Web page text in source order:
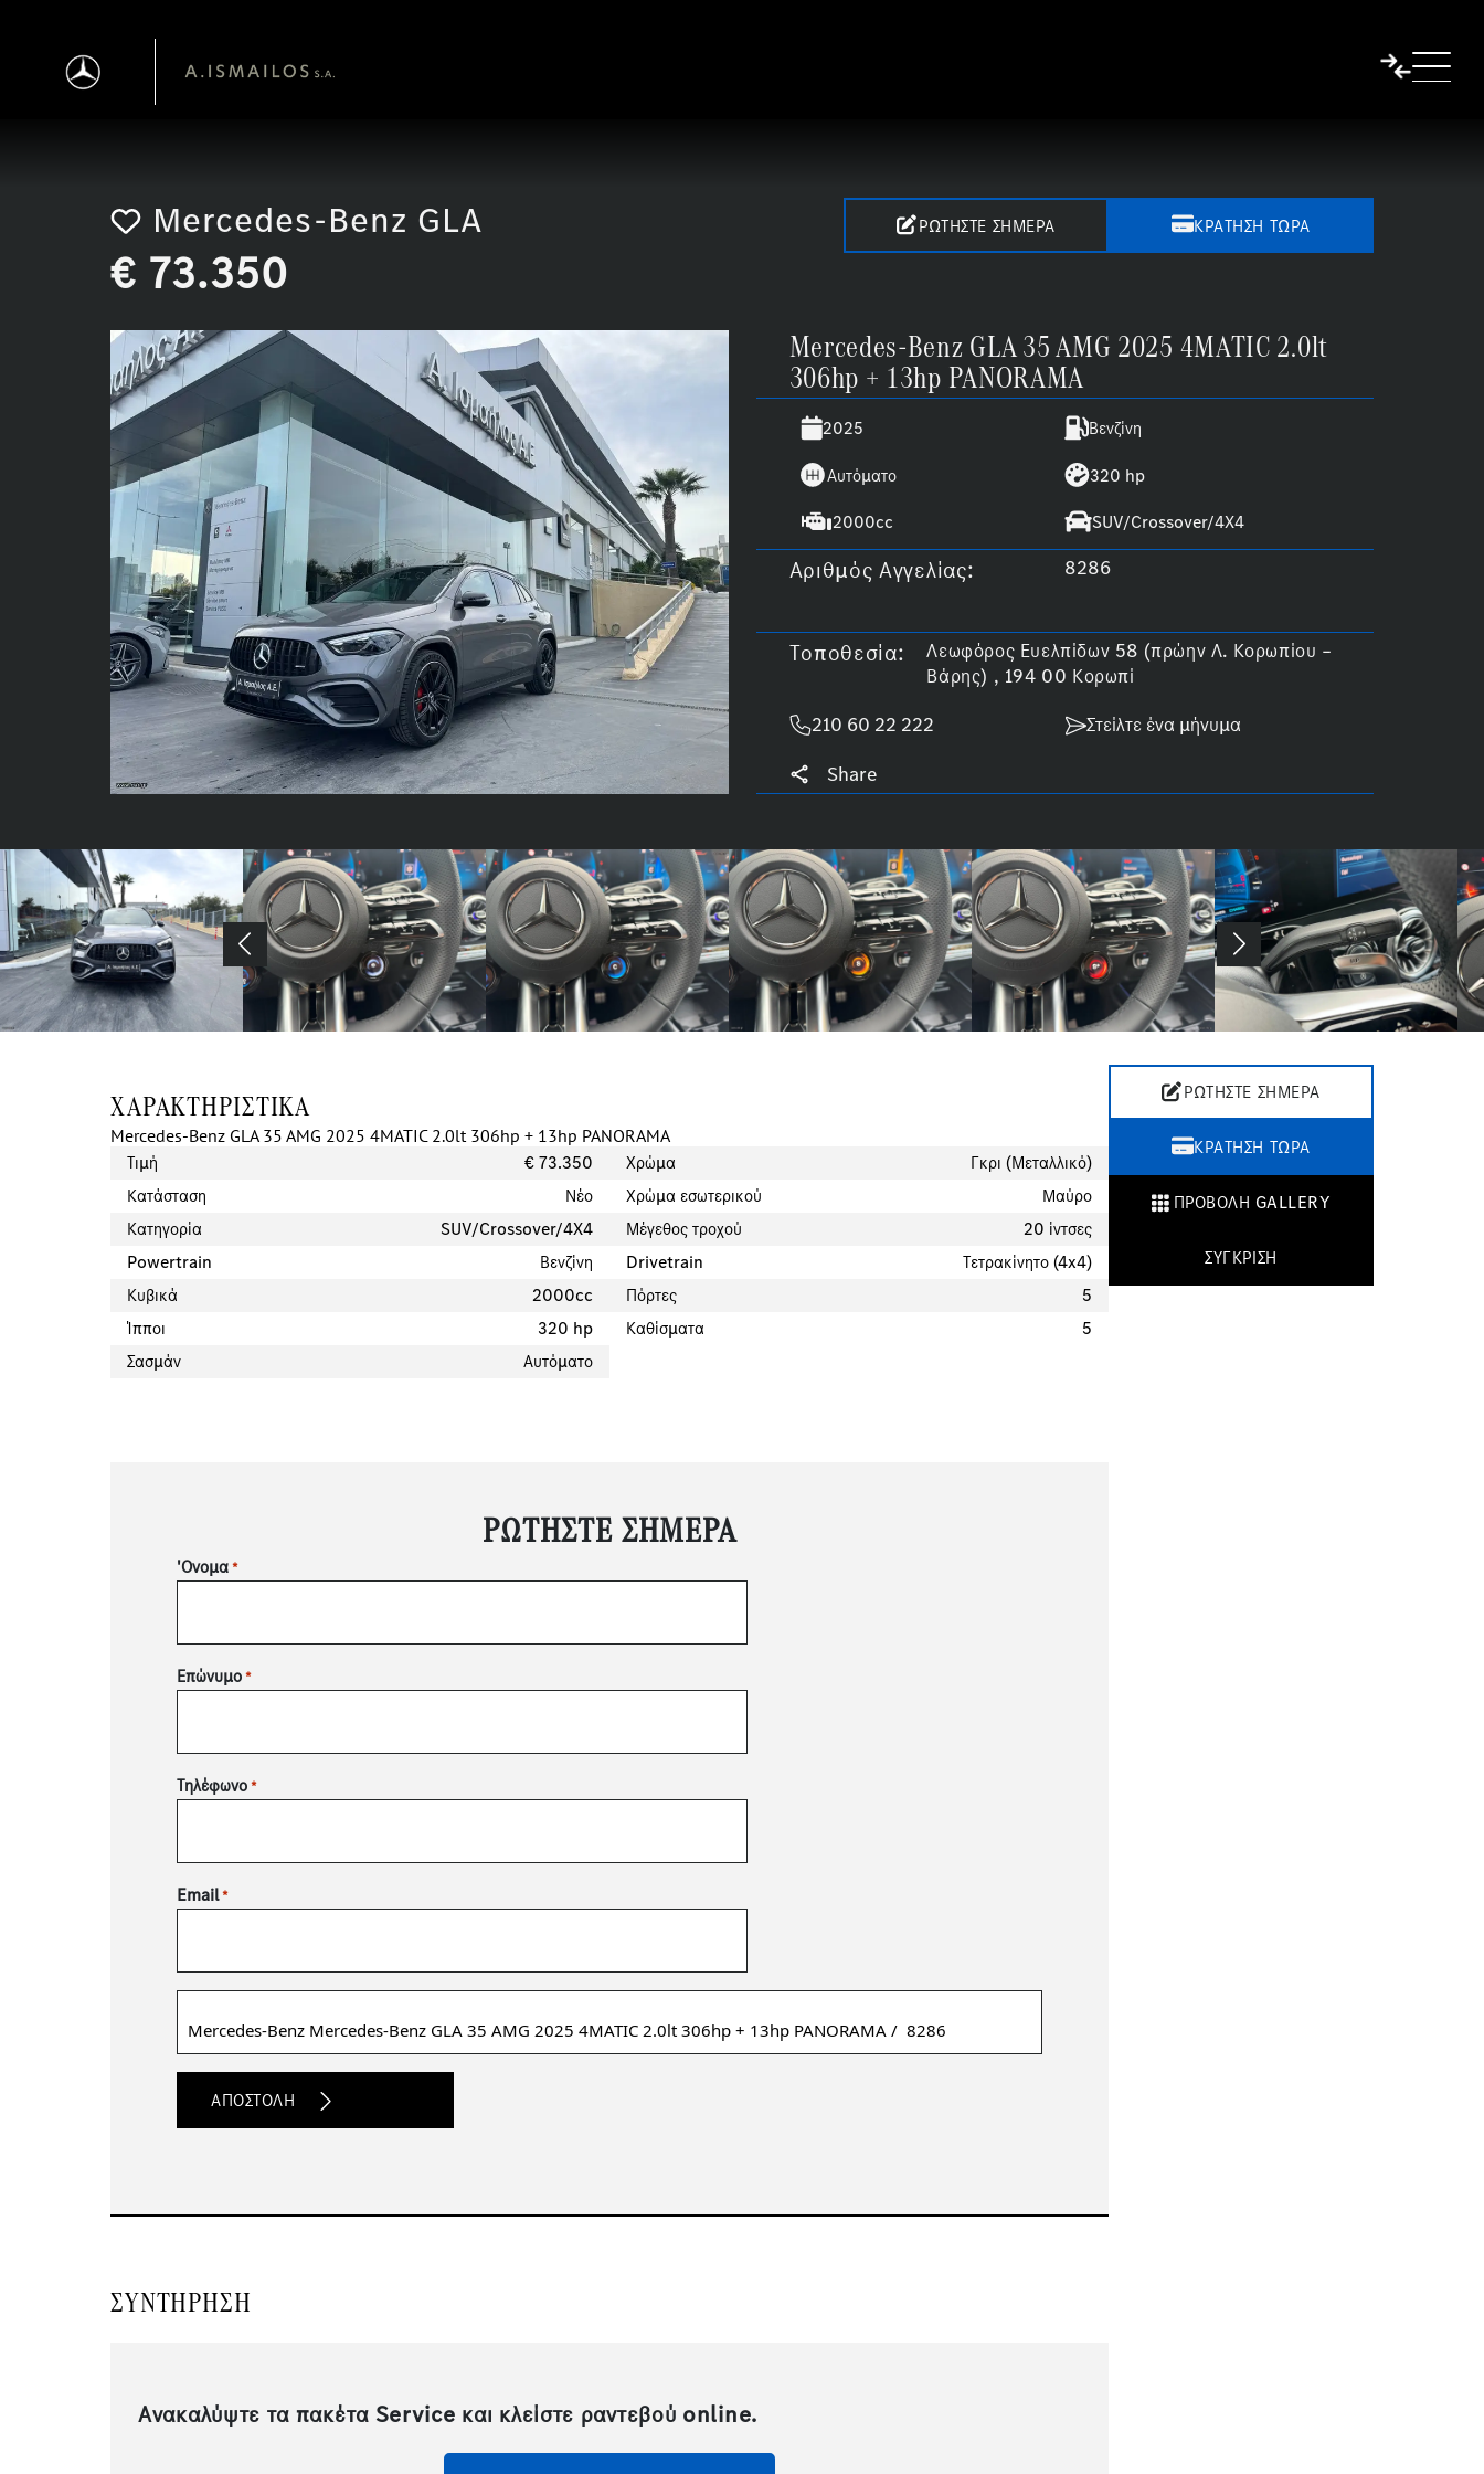
Mercedes-Benz GLA
€ 73.350
ΡΩΤΉΣΤΕ ΣΉΜΕΡΑ ΚΡΆΤΗΣΗ ΤΏΡΑ
Mercedes-Benz GLA 35 AMG 2025 4MATIC 2.0lt
306hp + 13hp PANORAMA
2025 Βενζίνη
Αυτόματο
320 hp
2000cc
SUV/Crossover/4X4
Αριθμός Αγγελίας: 8286
Τοποθεσία:
Λεωφόρος Ευελπίδων 58 (πρώην Λ. Κορωπίου –
Βάρης) , 194 00 Κορωπί
210 60 22 222
Στείλτε ένα μήνυμα
Share
Previous Next
ΧΑΡΑΚΤΗΡΙΣΤΙΚΆ
Mercedes-Benz GLA 35 AMG 2025 4MATIC 2.0lt 306hp + 13hp PANORAMA
Τιμή €73.350
Κατάσταση
Νέο
Κατηγορία
SUV/Crossover/4X4
Powertrain
Βενζίνη
Κυβικά
2000cc
Ίπποι
320 hp
Σασμάν
Αυτόματο
Χρώμα
Γκρι (Μεταλλικό)
Χρώμα εσωτερικού
Μαύρο
Μέγεθος τροχού
20 ίντσες
Drivetrain
Τετρακίνητο (4x4)
Πόρτες
5
Καθίσματα
5
ΡΩΤΉΣΤΕ ΣΉΜΕΡΑ
'Ονομα*
Επώνυμο*
Τηλέφωνο*
Email*
ΣΥΝΤΉΡΗΣΗ
Ανακαλύψτε τα πακέτα Service και κλείστε ραντεβού online.
ΡΩΤΉΣΤΕ ΣΉΜΕΡΑ
ΚΡΆΤΗΣΗ ΤΏΡΑ
ΠΡΟΒΟΛΉ GALLERY
ΣΎΓΚΡΙΣΗ